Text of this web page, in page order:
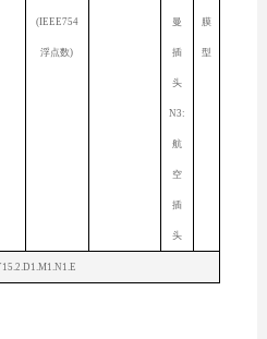
(IEEE754
浮点数)
曼
插
头
N3:
航
空
插
头
膜
型